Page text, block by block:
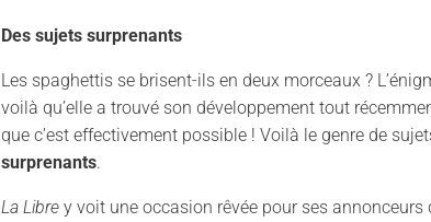
Des sujets surprenants
Les spaghettis se brisent-ils en deux morceaux ?
voilà qu’elle a trouvé son développement tout
que c’est effectivement possible ! Voilà le genre de
surprenants.
La Libre y voit une occasion rêvée pour ses